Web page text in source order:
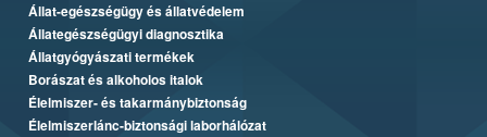
Állat-egészségügy és állatvédelem
Állategészségügyi diagnosztika
Állatgyógyászati termékek
Borászat és alkoholos italok
Élelmiszer- és takarmánybiztonság
Élelmiszerlánc-biztonsági laborhálózat